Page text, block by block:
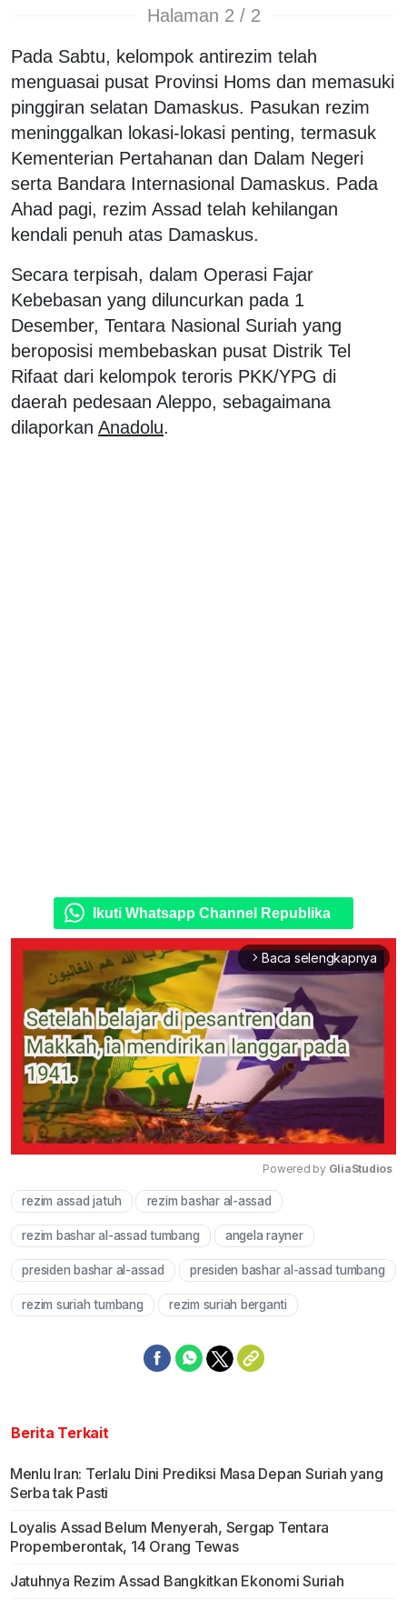
Halaman 2 / 2
Pada Sabtu, kelompok antirezim telah
menguasai pusat Provinsi Homs dan memasuki
pinggiran selatan Damaskus. Pasukan rezim
meninggalkan lokasi-lokasi penting, termasuk
Kementerian Pertahanan dan Dalam Negeri
serta Bandara Internasional Damaskus. Pada
Ahad pagi, rezim Assad telah kehilangan
kendali penuh atas Damaskus.
Secara terpisah, dalam Operasi Fajar
Kebebasan yang diluncurkan pada 1
Desember, Tentara Nasional Suriah yang
beroposisi membebaskan pusat Distrik Tel
Rifaat dari kelompok teroris PKK/YPG di
daerah pedesaan Aleppo, sebagaimana
dilaporkan Anadolu.
Ikuti Whatsapp Channel Republika
arrow_forward_ios Baca selengkapnya
Powered by GliaStudios
rezim assad jatuh rezim bashar al-assad
rezim bashar al-assad tumbang angela rayner
presiden bashar al-assad presiden bashar al-assad tumbang
rezim suriah tumbang rezim suriah berganti
Berita Terkait
Menlu Iran: Terlalu Dini Prediksi Masa Depan Suriah yang
Serba tak Pasti
Loyalis Assad Belum Menyerah, Sergap Tentara
Propemberontak, 14 Orang Tewas
Jatuhnya Rezim Assad Bangkitkan Ekonomi Suriah